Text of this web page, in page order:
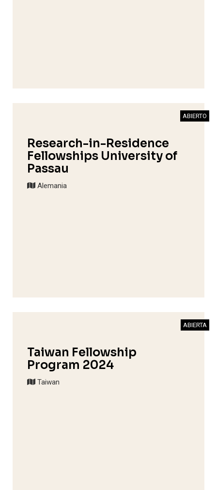
ABIERTO
Research-in-Residence
Fellowships University of
Passau
Alemania
ABIERTA
Taiwan Fellowship
Program 2024
Taiwan